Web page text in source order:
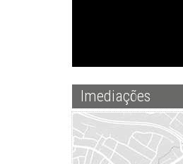
Imediações